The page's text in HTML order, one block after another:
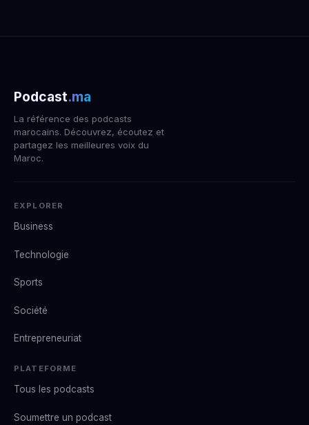
Podcast.ma
La référence des podcasts
marocains. Découvrez, écoutez et
partagez les meilleures voix du
Maroc.
EXPLORER
Business
Technologie
Sports
Société
Entrepreneuriat
PLATEFORME
Tous les podcasts
Soumettre un podcast